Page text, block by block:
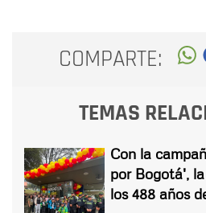
COMPARTE:
TEMAS
Con la
por Bogotá',
los 488 años